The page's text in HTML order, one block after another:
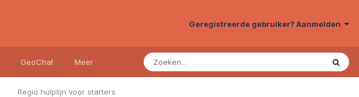
Geregistreerde gebruiker? Aanmelden
Regio hulplijn voor starters
GeoChat Meer